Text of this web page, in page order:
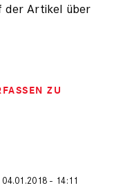
der Artikel über
ZU
- 14:11